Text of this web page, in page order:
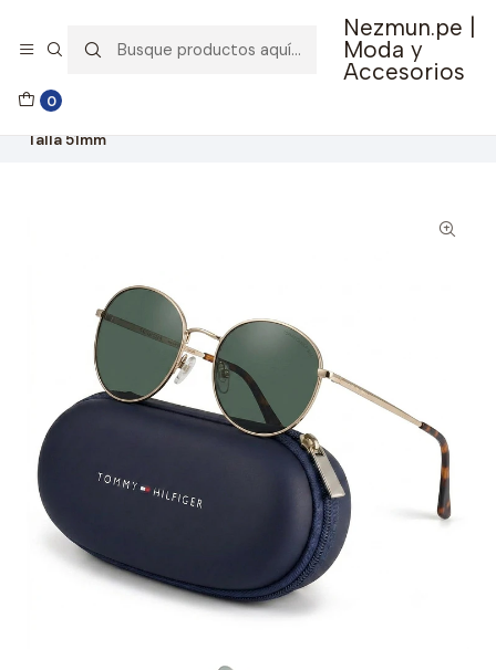
Nezmun.pe |
Moda y
Accesorios
0
🚚 Envío GRATIS por compras mayores a S/ 150
Talla 51mm